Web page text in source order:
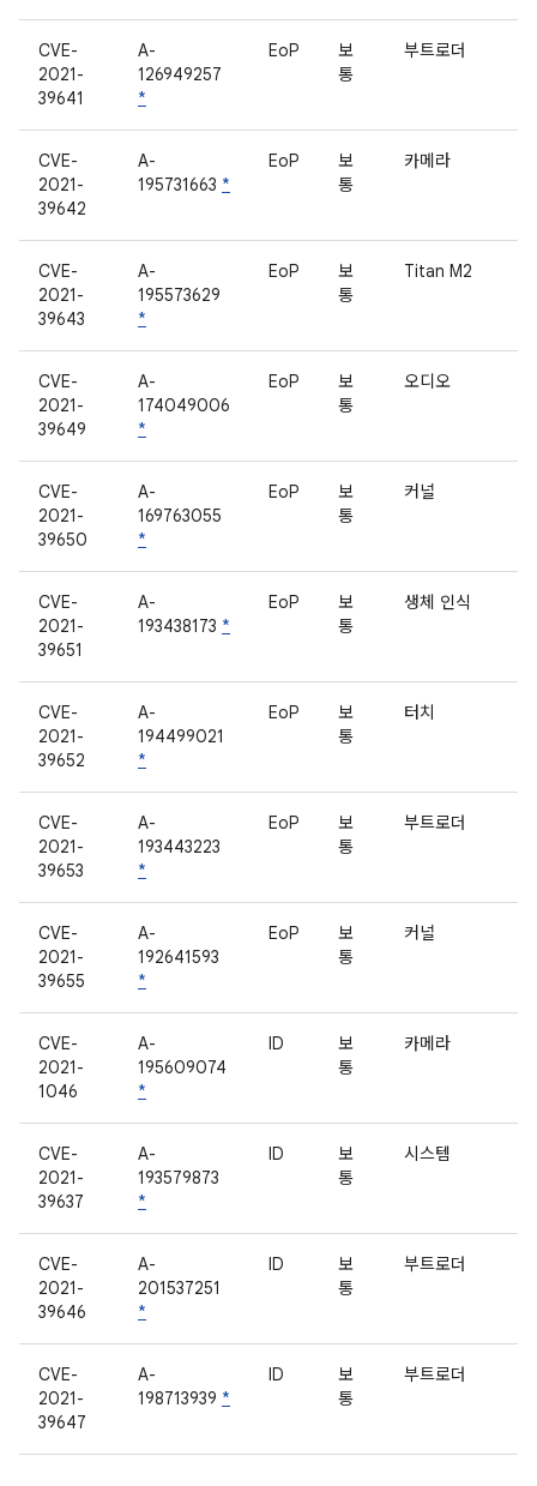
CVE-
2021-
39641
A-
126949257
*
EoP
보
통
부트로더
CVE-
2021-
39642
A-
195731663 *
EoP
보
통
카메라
CVE-
2021-
39643
A-
195573629
*
EoP
보
통
Titan M2
CVE-
2021-
39649
A-
174049006
*
EoP
보
통
오디오
CVE-
2021-
39650
A-
169763055
*
EoP
보
통
커널
CVE-
2021-
39651
A-
193438173 *
EoP
보
통
생체 인식
CVE-
2021-
39652
A-
194499021
*
EoP
보
통
터치
CVE-
2021-
39653
A-
193443223
*
EoP
보
통
부트로더
CVE-
2021-
39655
A-
192641593
*
EoP
보
통
커널
CVE-
2021-
1046
A-
195609074
*
ID
보
통
카메라
CVE-
2021-
39637
A-
193579873
*
ID
보
통
시스템
CVE-
2021-
39646
A-
201537251
*
ID
보
통
부트로더
CVE-
2021-
39647
A-
198713939 *
ID
보
통
부트로더